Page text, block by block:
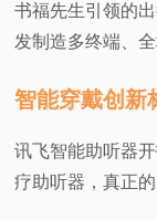
书福先生引领的
发制造多终端、
智能穿戴创新
讯飞智能助听器
疗助听器，真正